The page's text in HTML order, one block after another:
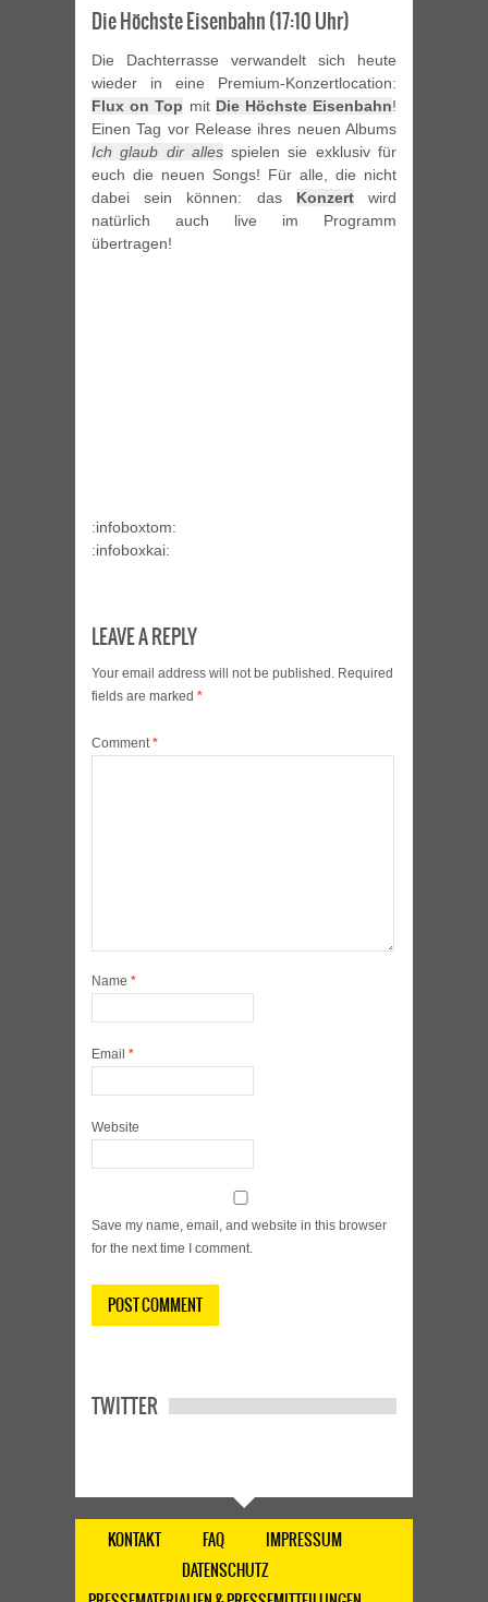
Die Höchste Eisenbahn (17:10 Uhr)
Die Dachterrasse verwandelt sich heute
wieder in eine Premium-Konzertlocation:
Flux on Top mit Die Höchste Eisenbahn!
Einen Tag vor Release ihres neuen Albums
Ich glaub dir allesspielen sie exklusiv für
euch die neuen Songs! Für alle, die nicht
dabei sein können: das Konzertwird
natürlich auch live im Programm
übertragen!
:infoboxtom:
:infoboxkai:
LEAVE A REPLY
Your email address will not be published. Required
fields are marked *
Comment*
Name *
Email *
Website
Save my name, email, and website in this browser
for the next time I comment.
TWITTER
KONTAKT FAQ
IMPRESSUM
DATENSCHUTZ